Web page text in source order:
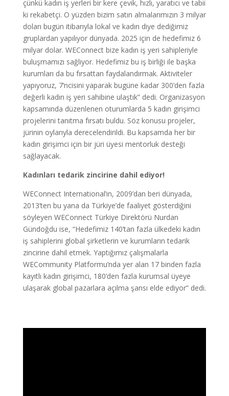
çünkü kadın iş yerleri bir kere çevik, hızlı, yaratıcı ve tabii
ki rekabetçi. O yüzden bizim satın almalarımızın 3 milyar
doları bugün itibarıyla lokal ve kadın diye dediğimiz
gruplardan yapılıyor dünyada. 2025 için de hedefimiz 6
milyar dolar. WEConnect bize kadın iş yeri sahipleriyle
buluşmamızı sağlıyor. Hedefimiz bu iş birliği ile başka
kurumları da bu fırsattan faydalandırmak. Aktiviteler
yapıyoruz, 7’ncisini yaparak bugüne kadar 300’den fazla
değerli kadın iş yeri sahibine ulaştık” dedi. Organizasyon
kapsamında düzenlenen oturumlarda 5 kadın girişimci
projelerini tanıtma fırsatı buldu. Söz konusu projeler,
jürinin oylarıyla derecelendirildi. Bu kapsamda her bir
kadın girişimci için bir jüri üyesi mentorluk desteği
sağlayacak.
Kadınları tedarik zincirine dahil ediyor!
WEConnect International’ın, 2009’dan beri dünyada,
2013’ten bu yana da Türkiye’de faaliyet gösterdiğini
söyleyen WEConnect Türkiye Direktörü Nurdan
Gündoğdu ise, “Hedefimiz 140’tan fazla ülkedeki kadın
iş sahiplerini global şirketlerin ve kurumların tedarik
zincirine dahil etmek. Yaptığımız çalışmalarla
WECommunity Platformu’nda yer alan 17 binden fazla
kayıtlı kadın girişimci, 180’den fazla kurumsal üyeye
ulaşarak global pazarlara açılma şansı elde ediyor” dedi.